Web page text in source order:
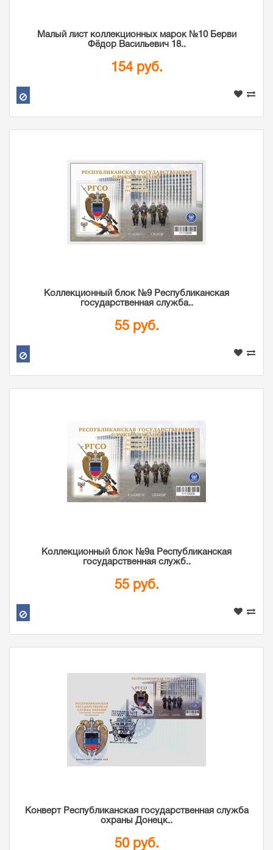
Малый лист коллекционных марок №10 Берви
Фёдор Васильевич 18..
154 руб.
Коллекционный блок №9 Республиканская
государственная служба..
55 руб.
Коллекционный блок №9а Республиканская
государственная служб..
55 руб.
Конверт Республиканская государственная служба
охраны Донецк..
50 руб.